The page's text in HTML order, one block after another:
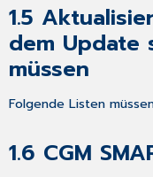
-
2.1.1
der
1.5
dem Update
müssen
Folgende Listen
1.6 CGM